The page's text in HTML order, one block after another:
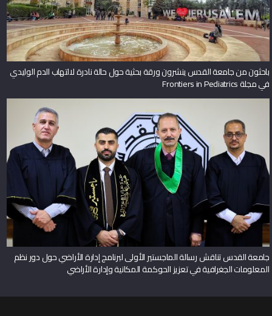
باحثون من جامعة القدس ينشرون ورقة بحثية حول حالة نادرة لالتهاب الدم الوليدي
المعلومات الجغرافية في تعزيز الحوكمة المكانية وإدارة الأراضي